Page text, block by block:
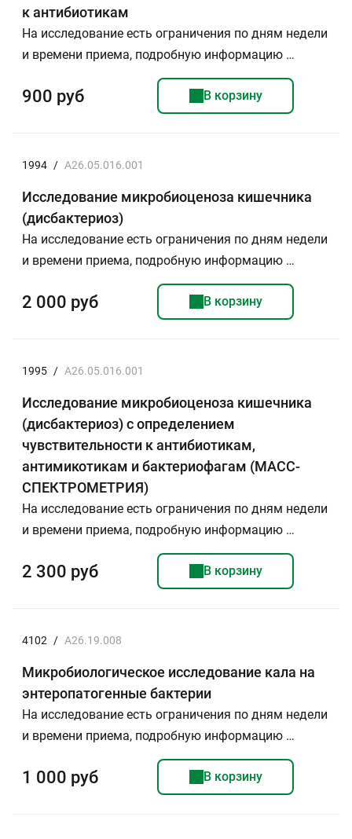
к антибиотикам
На исследование есть ограничения по дням недели
и времени приема, подробную информацию …
900 руб В корзину
1994 / A26.05.016.001
Исследование микробиоценоза кишечника
(дисбактериоз)
На исследование есть ограничения по дням недели
и времени приема, подробную информацию …
2 000 руб В корзину
1995 / A26.05.016.001
Исследование микробиоценоза кишечника
(дисбактериоз) с определением
чувствительности к антибиотикам,
антимикотикам и бактериофагам (МАСС-
СПЕКТРОМЕТРИЯ)
На исследование есть ограничения по дням недели
и времени приема, подробную информацию …
2 300 руб В корзину
4102 / A26.19.008
Микробиологическое исследование кала на
энтеропатогенные бактерии
На исследование есть ограничения по дням недели
и времени приема, подробную информацию …
1 000 руб В корзину